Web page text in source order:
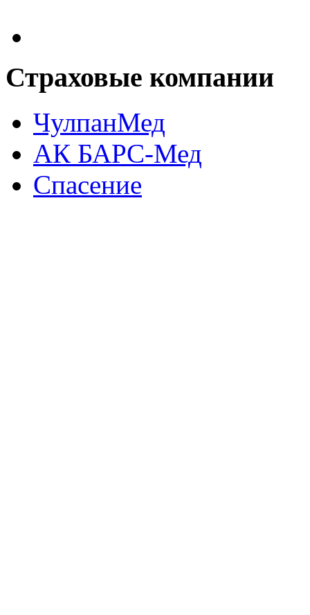
Страховые компании
ЧулпанМед
АК БАРС-Мед
Спасение